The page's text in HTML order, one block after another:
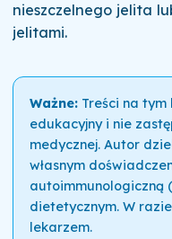
nieszczelnego jelita
jelitami.
Ważne:Treści na tym
edukacyjny i nie
medycznej. Autor
własnym
autoimmunologiczną
dietetycznym. W
lekarzem.